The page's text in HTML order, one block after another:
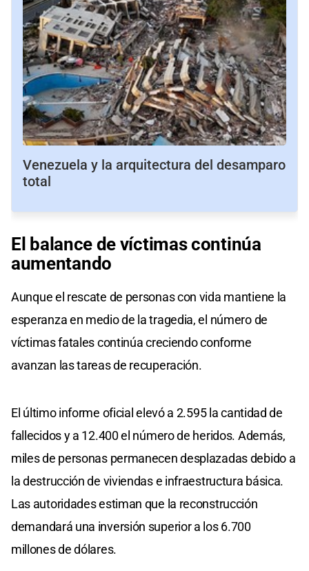
Venezuela y la arquitectura del desamparo
total
El balance de víctimas continúa
aumentando
Aunque el rescate de personas con vida mantiene la
esperanza en medio de la tragedia, el número de
víctimas fatales continúa creciendo conforme
avanzan las tareas de recuperación.
El último informe oficial elevó a 2.595 la cantidad de
fallecidos y a 12.400 el número de heridos. Además,
miles de personas permanecen desplazadas debido a
la destrucción de viviendas e infraestructura básica.
Las autoridades estiman que la reconstrucción
demandará una inversión superior a los 6.700
millones de dólares.